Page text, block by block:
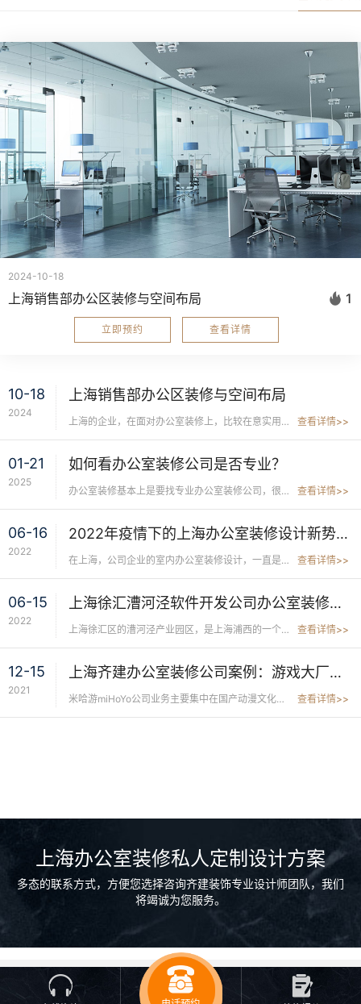
2024-10-18
上海销售部办公区装修与空间布局 1
立即预约 查看详情
10-18
2024
上海销售部办公区装修与空间布局
上海的企业，在面对办公室装修上，比较在意实用性与审美的和谐统一。其中，上海销售部门办公空间布局对销售员工的生产性和... ... 查看详情>>
01-21
2025
如何看办公室装修公司是否专业？
办公室装修基本上是要找专业办公室装修公司，很少有企业主装修办公室找家装公司去做，其原因就是专业性。一家专业的办公室... ... 查看详情>>
06-16
2022
2022年疫情下的上海办公室装修设计新势力
在上海，公司企业的室内办公室装修设计，一直是代表该公司的一种门面骄傲。在上海的商业文化中，公司企业的办公室装修设计... ... 查看详情>>
06-15
2022
上海徐汇漕河泾软件开发公司办公室装修设计，程序员的理想工作环境
上海徐汇区的漕河泾产业园区，是上海浦西的一个互联网高新科技企业集合点，这里分布着上百家高新质量的互联网软件公司，如... ... 查看详情>>
12-15
2021
上海齐建办公室装修公司案例：游戏大厂米哈游办公室
米哈游miHoYo公司业务主要集中在国产动漫文化下的移动游戏、漫画等领域。作为国内著名游戏大厂，米哈游代表作《崩坏... ... 查看详情>>
上海办公室装修私人定制设计方案
多态的联系方式，方便您选择咨询齐建装饰专业设计师团队，我们
将竭诚为您服务。
COPYRIGHT © 2018-2023 上海齐建装饰 版权所有 沪ICP备16052600号